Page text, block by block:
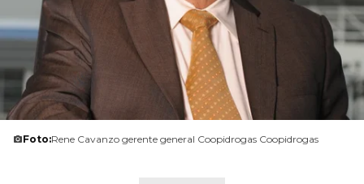
Foto:Rene Cavanzo gerente general Coopidrogas Coopidrogas